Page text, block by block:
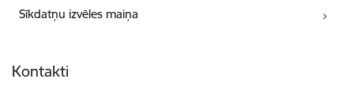
Sīkdatņu izvēles maiņa
Kontakti